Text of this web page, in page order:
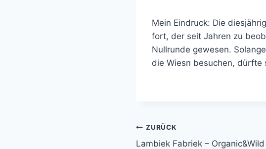
Mein Eindruck: Die
fort, der seit Jahren zu
Nullrunde gewesen.
die Wiesn besuchen, dürfte
Beitragsnavigation
ZURÜCK
Lambiek Fabriek –